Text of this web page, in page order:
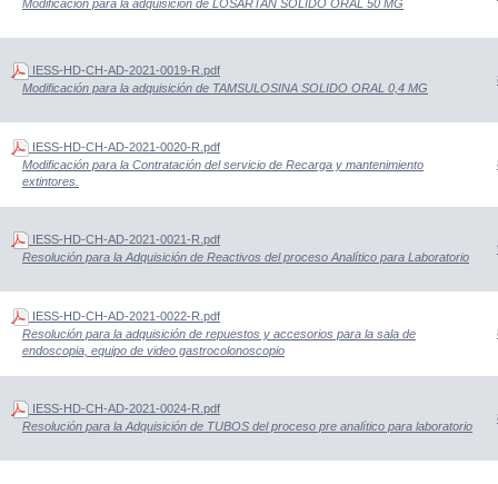
Modificación para la adquisición de LOSARTAN SOLIDO ORAL 50 MG
IESS-HD-CH-AD-2021-0019-R.pdf
Modificación para la adquisición de TAMSULOSINA SOLIDO ORAL 0,4 MG
IESS-HD-CH-AD-2021-0020-R.pdf
Modificación para la Contratación del servicio de Recarga y mantenimiento
extintores.
IESS-HD-CH-AD-2021-0021-R.pdf
Resolución para la Adquisición de Reactivos del proceso Analítico para Laboratorio
IESS-HD-CH-AD-2021-0022-R.pdf
Resolución para la adquisición de repuestos y accesorios para la sala de
endoscopia, equipo de video gastrocolonoscopio
IESS-HD-CH-AD-2021-0024-R.pdf
Resolución para la Adquisición de TUBOS del proceso pre analítico para laboratorio